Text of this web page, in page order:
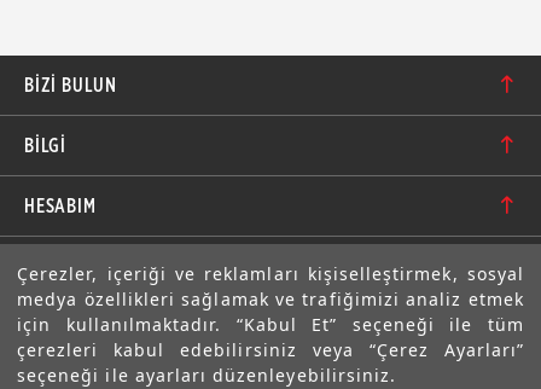
Çerezler, içeriği ve reklamları kişiselleştirmek, sosyal
medya özellikleri sağlamak ve trafiğimizi analiz etmek
için kullanılmaktadır. “Kabul Et” seçeneği ile tüm
çerezleri kabul edebilirsiniz veya “Çerez Ayarları”
seçeneği ile ayarları düzenleyebilirsiniz.
BIZI BULUN
bilgi@motolastik.com
+90 549 549 66 86
+90 232 462 08 42
BİLGİ
Banka Hesap Numaraları
Teknik Bilgi
Sıkça Sorulan Sorular
HESABIM
Siparişler
Adresler
Üyelik Bilgilerim
E-BÜLTEN
Abone olarak aramıza katılın. Avantajlardan ve indirimlerden
ilk sizin haberiniz olsun!